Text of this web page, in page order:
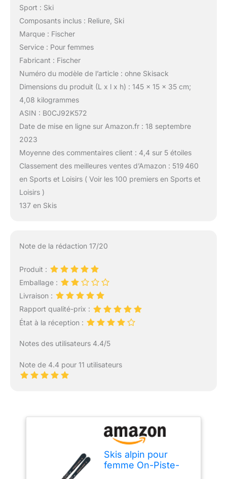
Sport : Ski
Composants inclus : Reliure, Ski
Marque : Fischer
Service : Pour femmes
Fabricant : Fischer
Numéro du modèle de l’article : ohne Skisack
Dimensions du produit (L x l x h) : 145 x 15 x 35 cm;
4,08 kilogrammes
ASIN : B0CJ92K572
Date de mise en ligne sur Amazon.fr : 18 septembre
2023
Moyenne des commentaires client : 4,4 sur 5 étoiles
Classement des meilleures ventes d’Amazon : 519 460
en Sports et Loisirs ( Voir les 100 premiers en Sports et
Loisirs )
137 en Skis
Note de la rédaction 17/20
Produit :
Emballage :
Livraison :
Rapport qualité-prix :
État à la réception :
Notes des utilisateurs 4.4/5
Note de 4.4 pour 11 utilisateurs
Skis alpin pour
femme On-Piste-